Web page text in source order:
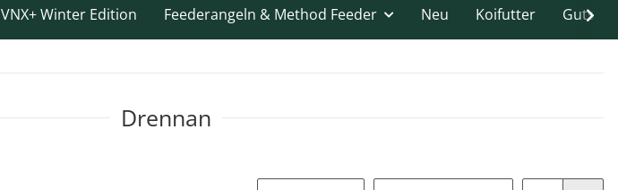
VNX+ Winter Edition Feederangeln & Method Feeder Neu Koifutter
Drennan